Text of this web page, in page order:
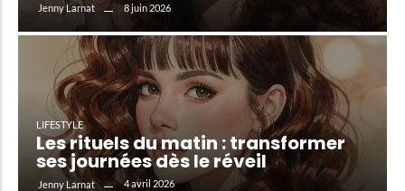
Jenny Larnat 8 juin 2026
LIFESTYLE
Les rituels du matin : transformer
ses journées dès le réveil
Jenny Larnat 4 avril 2026